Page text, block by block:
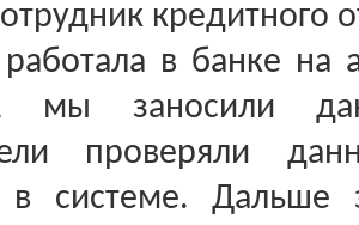
кредитного
в банке на
мы заносили
проверяли
в системе. Дальше